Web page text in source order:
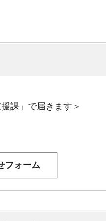
課」で届きます＞